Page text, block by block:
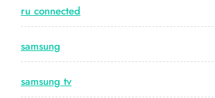
ru connected
samsung
samsung tv